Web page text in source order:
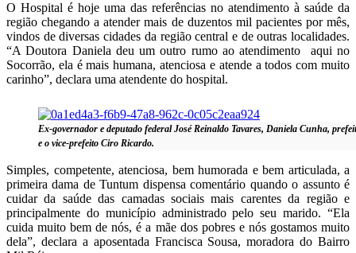
O Hospital é hoje uma das referências no atendimento à saúde da
região chegando a atender mais de duzentos mil pacientes por mês,
vindos de diversas cidades da região central e de outras localidades.
“A Doutora Daniela deu um outro rumo ao atendimento aqui no
Socorrão, ela é mais humana, atenciosa e atende a todos com muito
carinho”, declara uma atendente do hospital.
Ex-governador e deputado federal José Reinaldo Tavares, Daniela Cunha,
e o vice-prefeito Ciro Ricardo.
Simples, competente, atenciosa, bem humorada e bem articulada, a
primeira dama de Tuntum dispensa comentário quando o assunto é
cuidar da saúde das camadas sociais mais carentes da região e
principalmente do município administrado pelo seu marido. “Ela
cuida muito bem de nós, é a mãe dos pobres e nós gostamos muito
dela”, declara a aposentada Francisca Sousa, moradora do Bairro